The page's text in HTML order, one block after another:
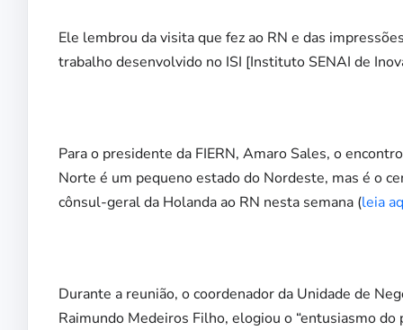
Ele lembrou da visita que fez ao RN e das
trabalho desenvolvido no ISI [Instituto SENAI de
Para o presidente da FIERN, Amaro Sales, o
Norte é um pequeno estado do Nordeste, mas é o
cônsul-geral da Holanda ao RN nesta semana (leia
Durante a reunião, o coordenador da Unidade de
Raimundo Medeiros Filho, elogiou o “entusiasmo